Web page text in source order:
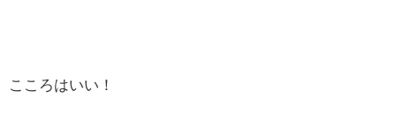
こころはいい！